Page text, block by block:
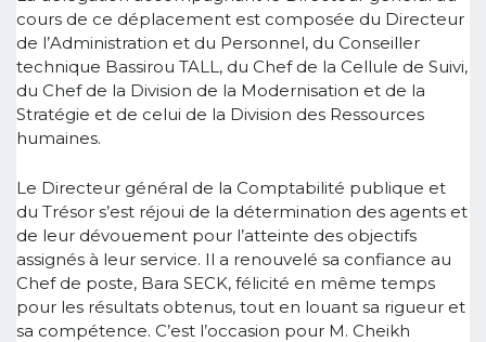
cours de ce déplacement est composée du Directeur
de l’Administration et du Personnel, du Conseiller
technique Bassirou TALL, du Chef de la Cellule de Suivi,
du Chef de la Division de la Modernisation et de la
Stratégie et de celui de la Division des Ressources
humaines.
Le Directeur général de la Comptabilité publique et
du Trésor s’est réjoui de la détermination des agents et
de leur dévouement pour l’atteinte des objectifs
assignés à leur service. Il a renouvelé sa confiance au
Chef de poste, Bara SECK, félicité en même temps
pour les résultats obtenus, tout en louant sa rigueur et
sa compétence. C’est l’occasion pour M. Cheikh